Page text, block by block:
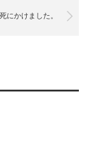
かけました。